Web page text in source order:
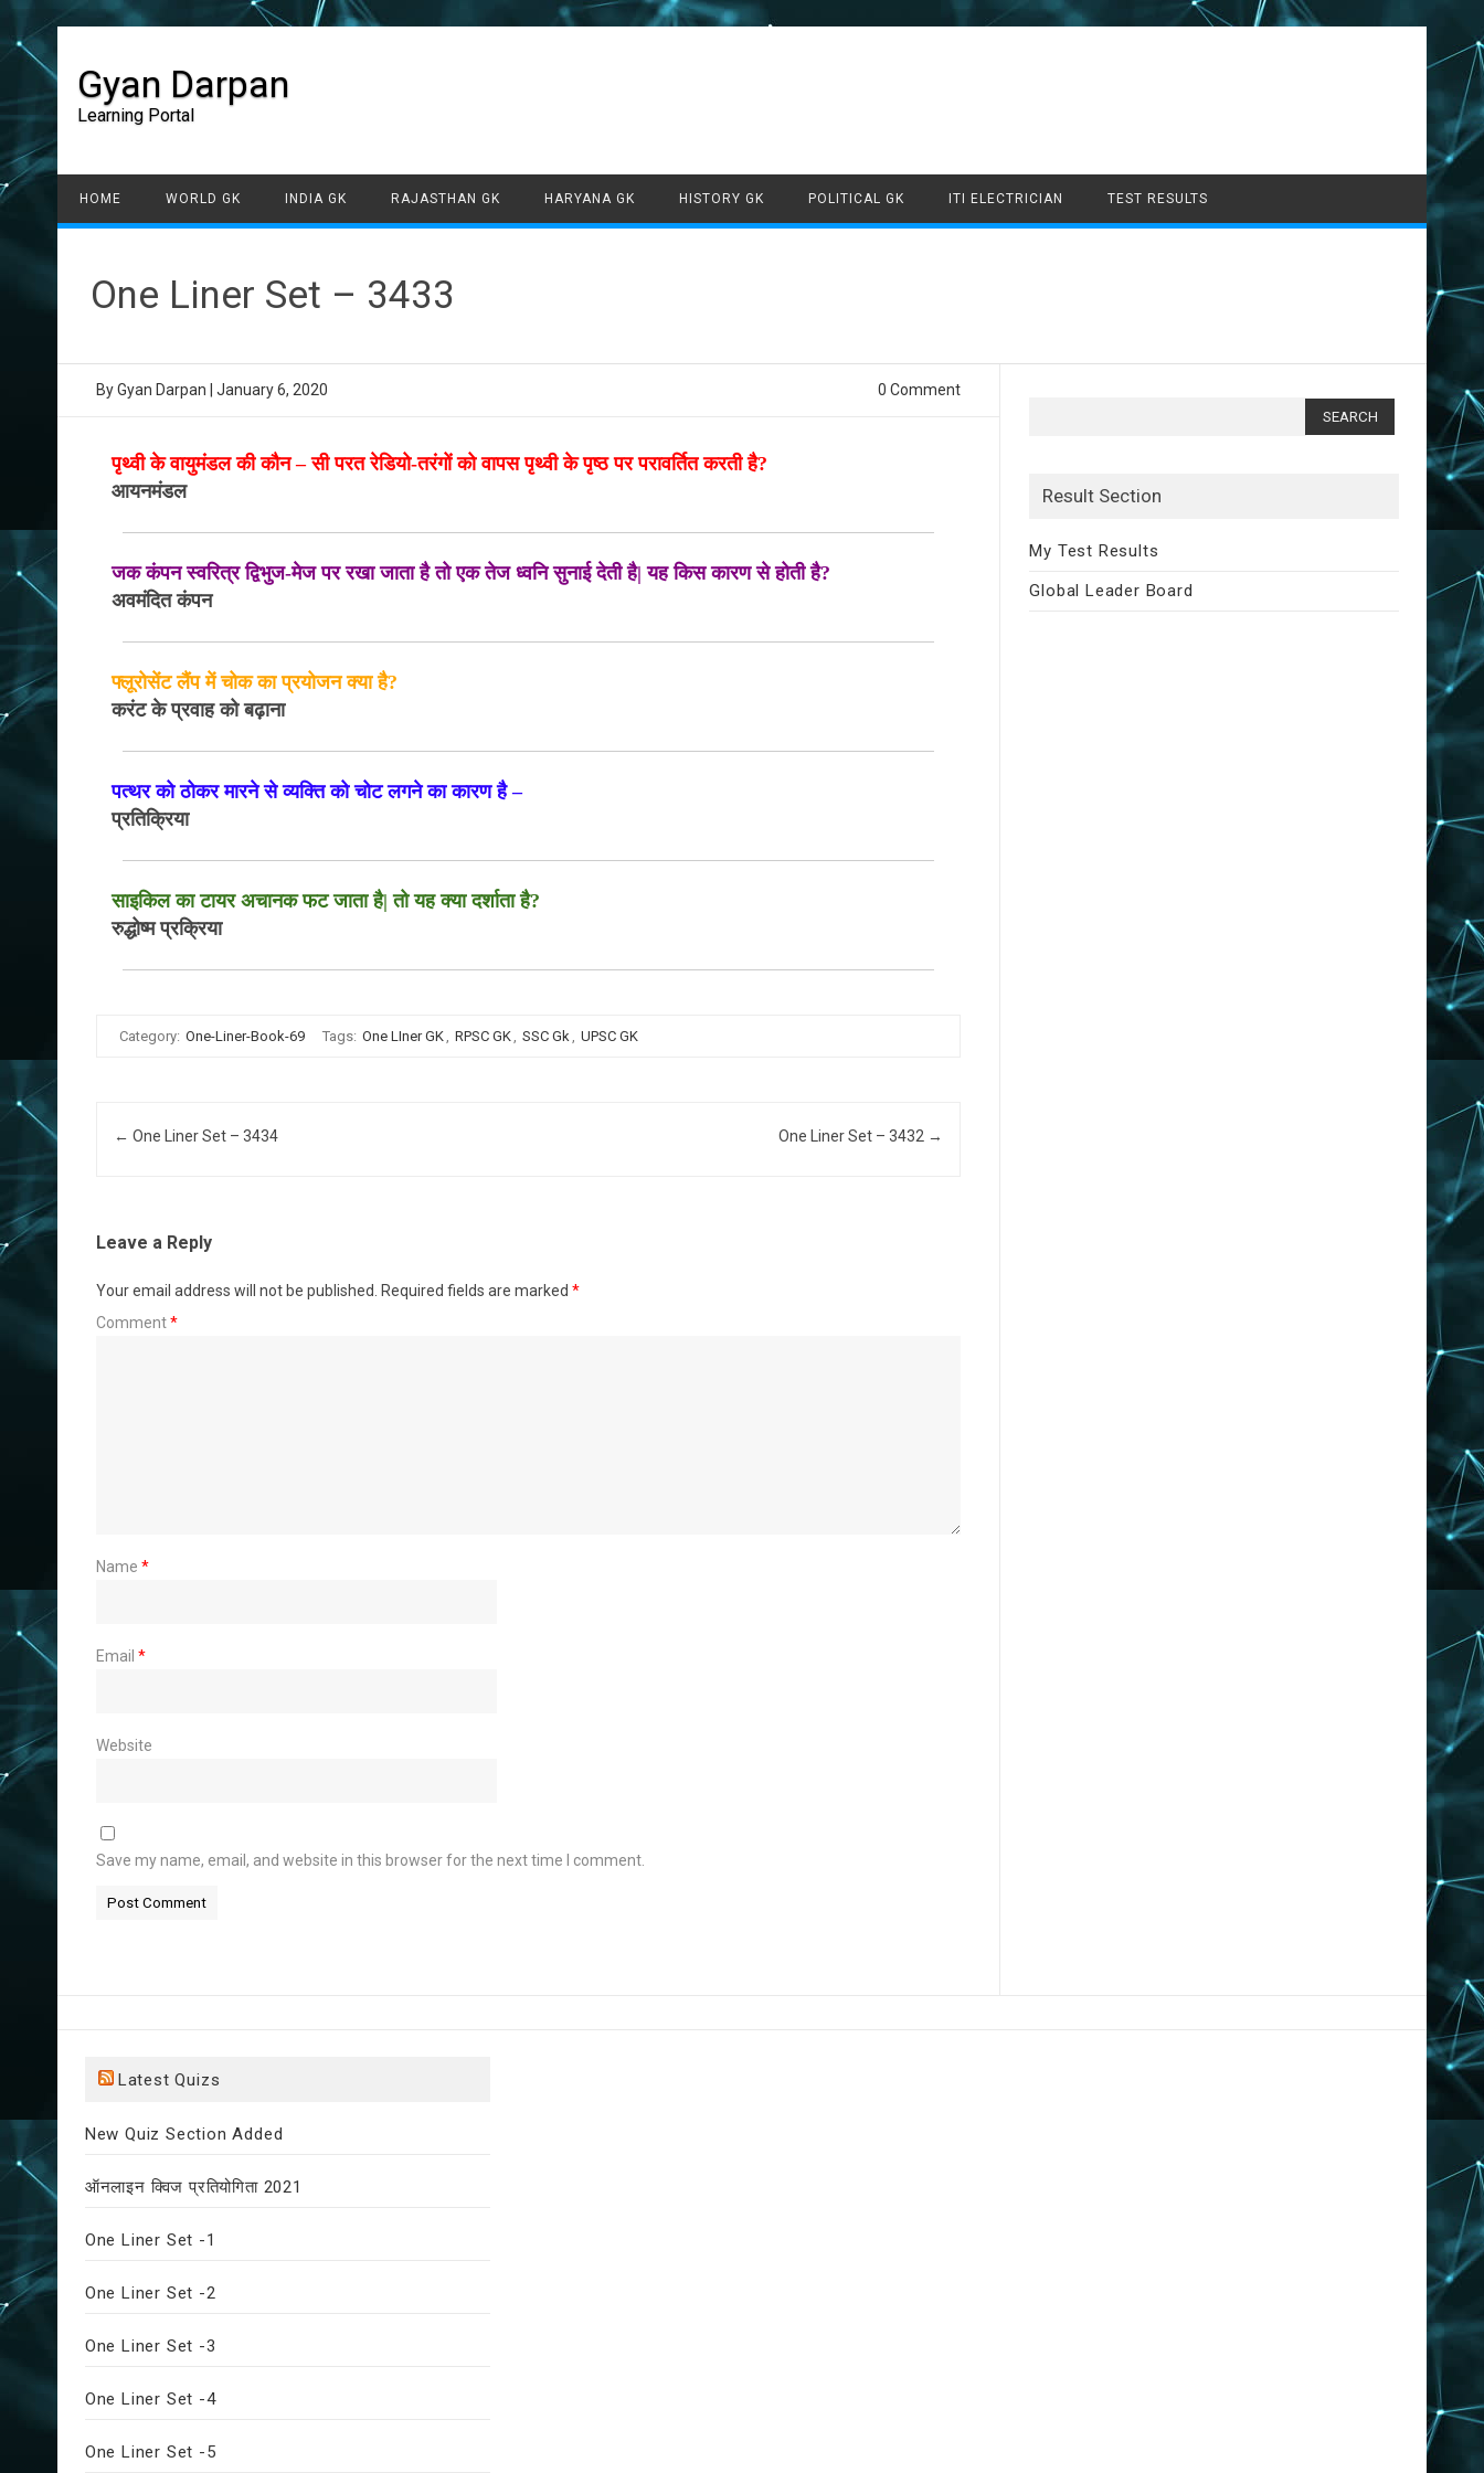
Gyan Darpan
Learning Portal
Skip to content
HOME WORLD GK INDIA GK RAJASTHAN GK HARYANA GK HISTORY GK POLITICAL GK ITI ELECTRICIAN TEST RESULTS
One Liner Set – 3433
ByGyan Darpan January 6, 2020 0 Comment
पृथ्वी के वायुमंडल की कौन – सी परत रेडियो-तरंगों को वापस पृथ्वी के पृष्ठ पर परावर्तित करती है?
आयनमंडल
जक कंपन स्वरित्र द्विभुज-मेज पर रखा जाता है तो एक तेज ध्वनि सुनाई देती है| यह किस कारण से होती है?
अवमंदित कंपन
फ्लूरोसेंट लैंप में चोक का प्रयोजन क्या है?
करंट के प्रवाह को बढ़ाना
पत्थर को ठोकर मारने से व्यक्ति को चोट लगने का कारण है –
प्रतिक्रिया
साइकिल का टायर अचानक फट जाता है| तो यह क्या दर्शाता है?
रुद्धोष्म प्रक्रिया
Category: One-Liner-Book-69 Tags: One LIner GK, RPSC GK, SSC Gk, UPSC GK
Post navigation
← One Liner Set – 3434 One Liner Set – 3432 →
Leave a Reply
Your email address will not be published. Required fields are marked *
Comment*
Name *
Email *
Website
Save my name, email, and website in this browser for the next time I comment.
Result Section
My Test Results
Global Leader Board
Latest Quizs
New Quiz Section Added
ऑनलाइन क्विज प्रतियोगिता 2021
One Liner Set -1
One Liner Set -2
One Liner Set -3
One Liner Set -4
One Liner Set -5